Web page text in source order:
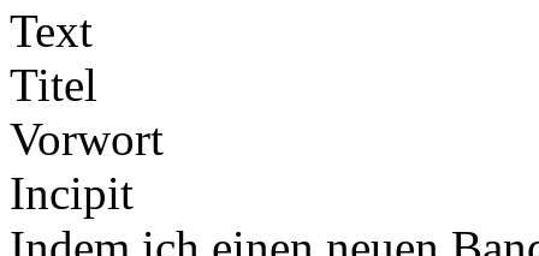
Text
Titel
Vorwort
Incipit